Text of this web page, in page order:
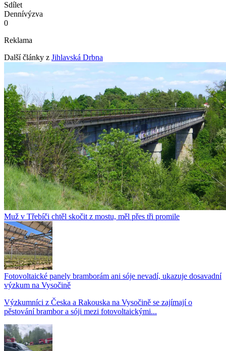
Sdílet
Dennívýzva
0
Reklama
Další články z Jihlavská Drbna
Muž v Třebíči chtěl skočit z mostu, měl přes tři promile
Fotovoltaické panely bramborám ani sóje nevadí, ukazuje dosavadní
výzkum na Vysočině
Výzkumníci z Česka a Rakouska na Vysočině se zajímají o
pěstování brambor a sóji mezi fotovoltaickými...